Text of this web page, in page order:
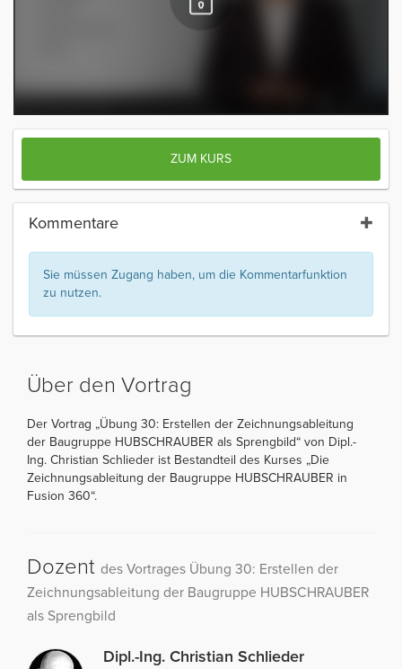
ZUM KURS
Kommentare
Sie müssen Zugang haben, um die Kommentarfunktion
zu nutzen.
Über den Vortrag
Der Vortrag „Übung 30: Erstellen der Zeichnungsableitung
der Baugruppe HUBSCHRAUBER als Sprengbild“ von Dipl.-
Ing. Christian Schlieder ist Bestandteil des Kurses „Die
Zeichnungsableitung der Baugruppe HUBSCHRAUBER in
Fusion 360“.
Dozent des Vortrages Übung 30: Erstellen der
Zeichnungsableitung der Baugruppe HUBSCHRAUBER
als Sprengbild
Dipl.-Ing. Christian Schlieder